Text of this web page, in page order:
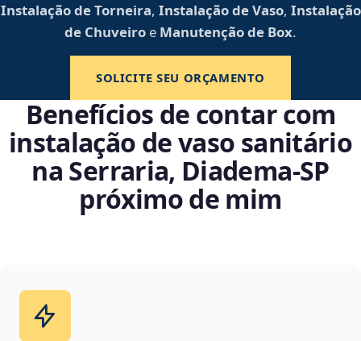
Instalação de Torneira, Instalação de Vaso, Instalação
de Chuveiro e Manutenção de Box.
SOLICITE SEU ORÇAMENTO
Benefícios de contar com
instalação de vaso sanitário
na Serraria, Diadema‑SP
próximo de mim